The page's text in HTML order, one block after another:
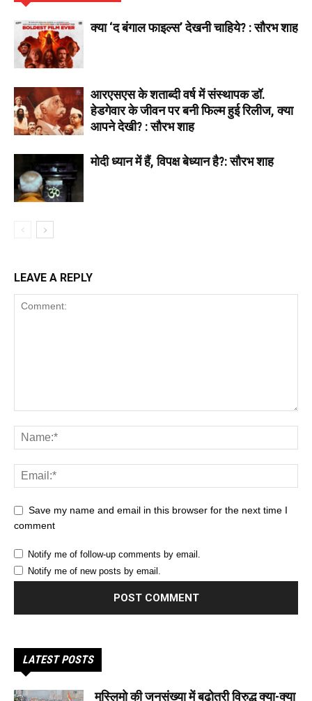
क्या ‘द बंगाल फाइल्स’ देखनी चाहिये? : सौरभ शाह
आरएसएस के शताब्दी वर्ष में संस्थापक डॉ.
हेडगेवार के जीवन पर बनी फिल्म हुई रिलीज, क्या
आपने देखी? : सौरभ शाह
मोदी ध्यान में हैं, विपक्ष बेध्यान है?: सौरभ शाह
LEAVE A REPLY
Save my name and email in this browser for the next time I
comment
Notify me of follow-up comments by email.
Notify me of new posts by email.
LATEST POSTS
मुस्लिमो की जनसंख्या में बढोतरी विरुद्ध क्या-क्या